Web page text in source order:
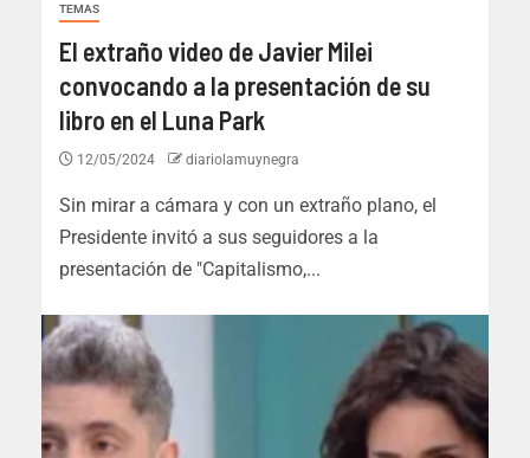
TEMAS
El extraño video de Javier Milei
convocando a la presentación de su
libro en el Luna Park
12/05/2024 diariolamuynegra
Sin mirar a cámara y con un extraño plano, el
Presidente invitó a sus seguidores a la
presentación de "Capitalismo,...